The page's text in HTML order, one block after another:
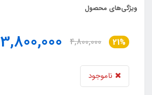
ویژگی‌های محصول
21%
4,800,000
3,800,000
ناموجود